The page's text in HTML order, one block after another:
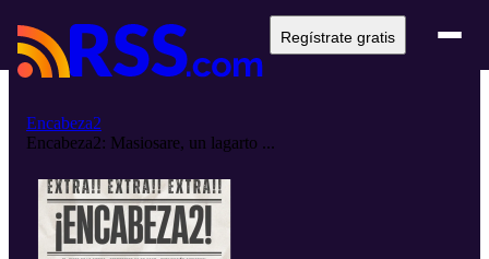
Regístrate gratis
Encabeza2
Encabeza2: Masiosare, un lagarto ...